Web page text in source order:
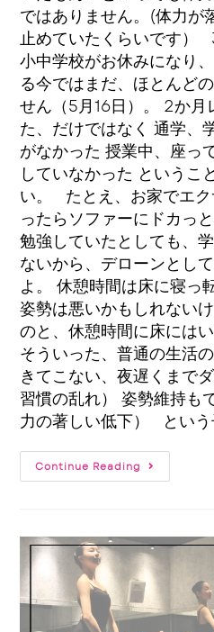
ではありません。(体力が
止めていたくらいです）
小中学校がお休みになり
る今ではまだ、ほとんど
せん（5月16日）。 2か月
た、だけではなく 通学、
がなかった 授業中、座っ
していなかった というこ
い。 たとえ、お家でエ
ったらソファーにドカっ
勉強していたとしても、
ないから、デローンとし
よ。 休憩時間は床に寝っ
姿勢は悪いかもしれない
のと、休憩時間に床には
そういった、普通の生活
きてこない、夜遅くまで
習慣の乱れ） 姿勢維持も
力の著しい低下） とい
Continue Reading